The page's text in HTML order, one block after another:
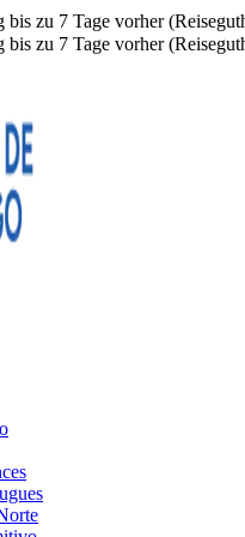
zu 7 Tage vorher
zu 7 Tage vorher